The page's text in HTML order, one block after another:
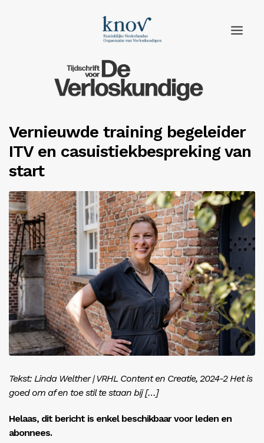
Edities
Knov.nl
Contact
Inloggen
Vernieuwde training begeleider
ITV en casuistiekbespreking van
start
Tekst: Linda Welther | VRHL Content en Creatie, 2024-2 Het is
goed om af en toe stil te staan bij […]
Helaas, dit bericht is enkel beschikbaar voor leden en
abonnees.